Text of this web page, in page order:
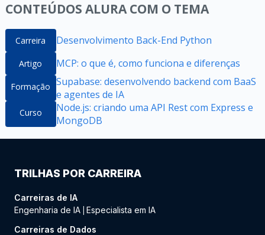
CONTEÚDOS ALURA COM O TEMA
Carreira Desenvolvimento Back-End Python
Artigo MCP: o que é, como funciona e diferenças
Formação Supabase: desenvolvendo backend com BaaS
e agentes de IA
Curso
Node.js: criando uma API Rest com Express e
MongoDB
TRILHAS POR CARREIRA
Carreiras de IA
Engenharia de IA Especialista em IA
Carreiras de Dados